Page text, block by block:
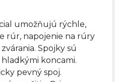
umožňujú rýchle,
rúr, napojenie na rúry
Spojky sú
koncami.
pevný spoj.